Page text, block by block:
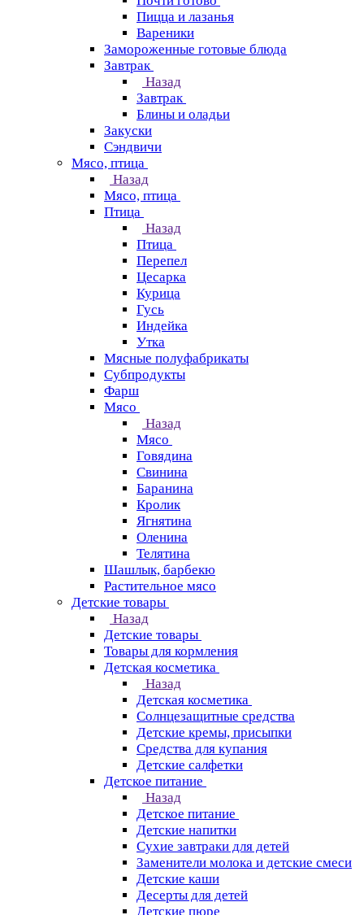
Пицца и лазанья
Вареники
Замороженные готовые блюда
Завтрак
Назад
Завтрак
Блины и оладьи
Закуски
Сэндвичи
Мясо, птица
Назад
Мясо, птица
Птица
Назад
Птица
Перепел
Цесарка
Курица
Гусь
Индейка
Утка
Мясные полуфабрикаты
Субпродукты
Фарш
Мясо
Назад
Мясо
Говядина
Свинина
Баранина
Кролик
Ягнятина
Оленина
Телятина
Шашлык, барбекю
Растительное мясо
Детские товары
Назад
Детские товары
Товары для кормления
Детская косметика
Назад
Детская косметика
Солнцезащитные средства
Детские кремы, присыпки
Средства для купания
Детские салфетки
Детское питание
Назад
Детское питание
Детские напитки
Сухие завтраки для детей
Заменители молока и детские смеси
Детские каши
Десерты для детей
Детские пюре